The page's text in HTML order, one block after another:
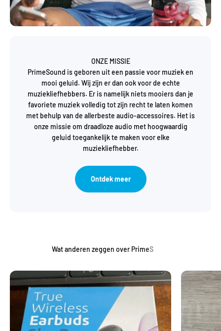
ONZE MISSIE
PrimeSound is geboren uit een passie voor muziek en
mooi geluid. Wij zijn er dan ook voor de echte
muziekliefhebbers. Er is namelijk niets mooiers dan je
favoriete muziek volledig tot zijn recht te laten komen
met behulp van de allerbeste audio-accessoires. Het is
onze missie om draadloze audio met hoogwaardig
geluid toegankelijk te maken voor elke
muziekliefhebber.
Ontdek meer